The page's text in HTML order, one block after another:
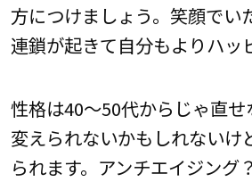
方につけましょう。笑顔でい
連鎖が起きて自分もよりハッ
性格は40〜50代からじゃ直
変えられないかもしれないけ
られます。アンチエイジング